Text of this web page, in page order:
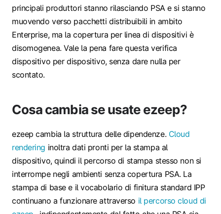
principali produttori stanno rilasciando PSA e si stanno
muovendo verso pacchetti distribuibili in ambito
Enterprise, ma la copertura per linea di dispositivi è
disomogenea. Vale la pena fare questa verifica
dispositivo per dispositivo, senza dare nulla per
scontato.
Cosa cambia se usate ezeep?
ezeep cambia la struttura delle dipendenze. Cloud
rendering inoltra dati pronti per la stampa al
dispositivo, quindi il percorso di stampa stesso non si
interrompe negli ambienti senza copertura PSA. La
stampa di base e il vocabolario di finitura standard IPP
continuano a funzionare attraverso il percorso cloud di